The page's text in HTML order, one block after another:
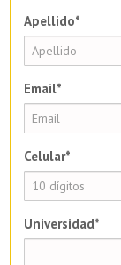
Apellido*
Email*
Celular*
Universidad*